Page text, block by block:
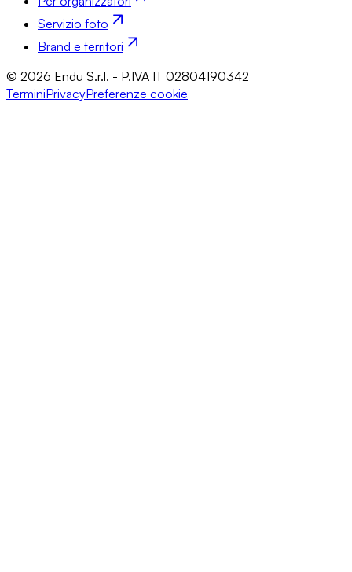
Servizio foto
Brand e territori
© 2026 Endu S.r.l. - P.IVA IT 02804190342
TerminiPrivacyPreferenze cookie